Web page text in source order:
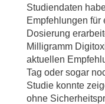
Studiendaten
Empfehlungen für
Dosierung
Milligramm
aktuellen
Tag oder sogar
Studie konnte
ohne